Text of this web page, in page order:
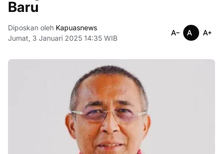
Baru
Diposkan oleh Kapuasnews
Jumat, 3 Januari 2025 14:35 WIB